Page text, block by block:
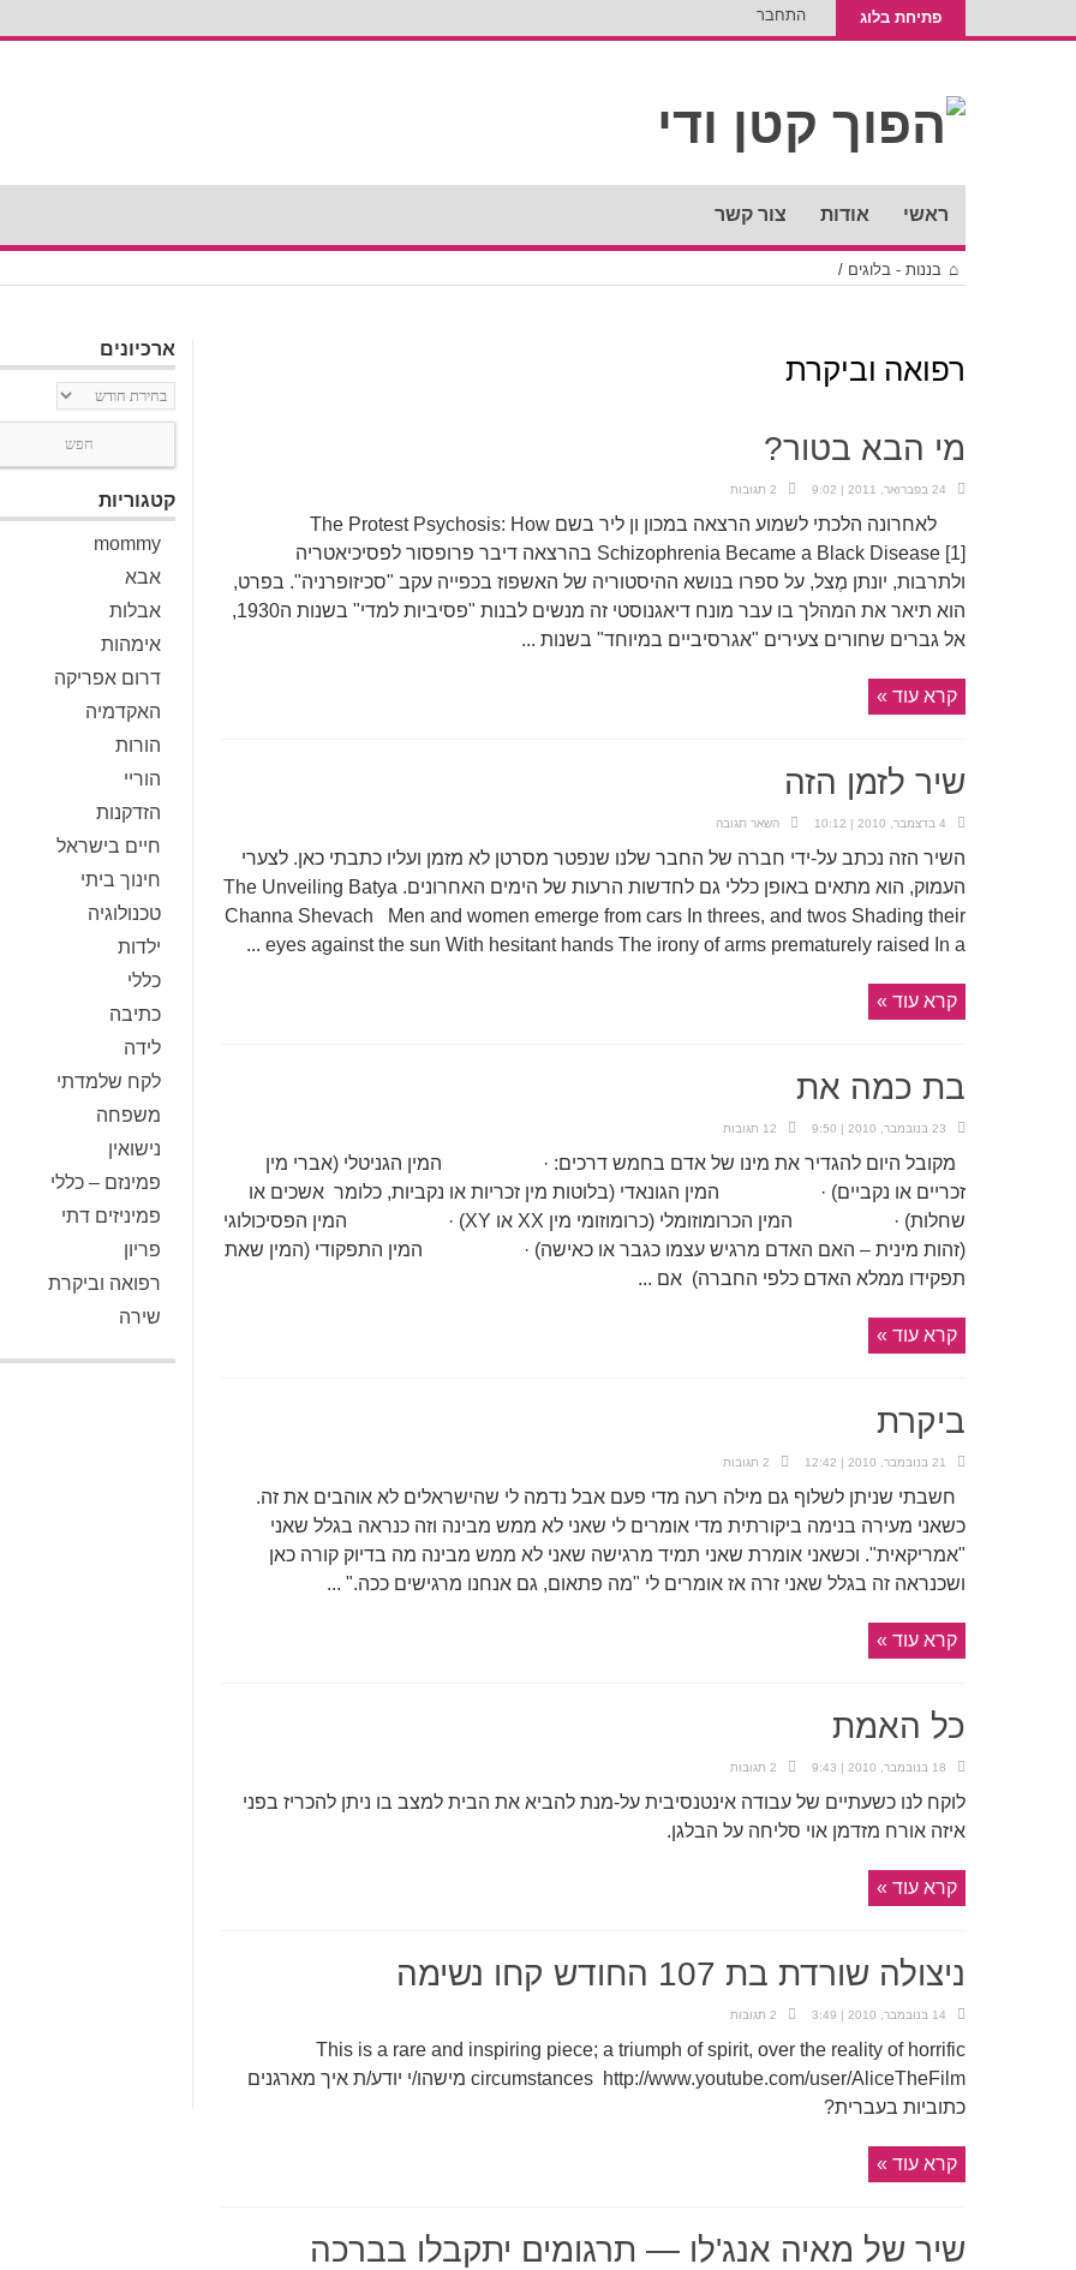
פתיחת בלוג התחבר
ראשי אודות צור קשר
בננות - בלוגים /
רפואה וביקרת
מי הבא בטור?
24 בפברואר, 2011 | 9:02 2 תגובות
לאחרונה הלכתי לשמוע הרצאה במכון ון ליר בשם The Protest Psychosis: How
Schizophrenia Became a Black Disease [1] בהרצאה דיבר פרופסור לפסיכיאטריה
ולתרבות, יונתן מֶצל, על ספרו בנושא ההיסטוריה של האשפוז בכפייה עקב "סכיזופרניה". בפרט,
הוא תיאר את המהלך בו עבר מונח דיאגנוסטי זה מנשים לבנות "פסיביות למדי" בשנות ה1930,
אל גברים שחורים צעירים "אגרסיביים במיוחד" בשנות ...
קרא עוד »
שיר לזמן הזה
4 בדצמבר, 2010 | 10:12 השאר תגובה
השיר הזה נכתב על-ידי חברה של החבר שלנו שנפטר מסרטן לא מזמן ועליו כתבתי כאן. לצערי
העמוק, הוא מתאים באופן כללי גם לחדשות הרעות של הימים האחרונים. The Unveiling Batya
Channa Shevach Men and women emerge from cars In threes, and twos Shading their
eyes against the sun With hesitant hands The irony of arms prematurely raised In a ...
קרא עוד »
בת כמה את
23 בנובמבר, 2010 | 9:50 12 תגובות
מקובל היום להגדיר את מינו של אדם בחמש דרכים: · המין הגניטלי (אברי מין
זכריים או נקביים) · המין הגונאדי (בלוטות מין זכריות או נקביות, כלומר אשכים או
שחלות) · המין הכרומוזומלי (כרומוזומי מין XX או XY) · המין הפסיכולוגי
(זהות מינית – האם האדם מרגיש עצמו כגבר או כאישה) · המין התפקודי (המין שאת
תפקידו ממלא האדם כלפי החברה) אם ...
קרא עוד »
ביקרת
21 בנובמבר, 2010 | 12:42 2 תגובות
חשבתי שניתן לשלוף גם מילה רעה מדי פעם אבל נדמה לי שהישראלים לא אוהבים את זה.
כשאני מעירה בנימה ביקורתית מדי אומרים לי שאני לא ממש מבינה וזה כנראה בגלל שאני
"אמריקאית". וכשאני אומרת שאני תמיד מרגישה שאני לא ממש מבינה מה בדיוק קורה כאן
ושכנראה זה בגלל שאני זרה אז אומרים לי "מה פתאום, גם אנחנו מרגישים ככה." ...
קרא עוד »
כל האמת
18 בנובמבר, 2010 | 9:43 2 תגובות
לוקח לנו כשעתיים של עבודה אינטנסיבית על-מנת להביא את הבית למצב בו ניתן להכריז בפני
איזה אורח מזדמן אוי סליחה על הבלגן.
קרא עוד »
ניצולה שורדת בת 107 החודש קחו נשימה
14 בנובמבר, 2010 | 3:49 2 תגובות
This is a rare and inspiring piece; a triumph of spirit, over the reality of horrific
circumstances http://www.youtube.com/user/AliceTheFilm מישהו/י יודע/ת איך מארגנים
כתוביות בעברית?
קרא עוד »
שיר של מאיה אנג'לו — תרגומים יתקבלו בברכה
ארכיונים
ארכיונים
קטגוריות
mommy
אבא
אבלות
אימהות
דרום אפריקה
האקדמיה
הורות
הוריי
הזדקנות
חיים בישראל
חינוך ביתי
טכנולוגיה
ילדות
כללי
כתיבה
לידה
לקח שלמדתי
משפחה
נישואין
פמינזם – כללי
פמיניזים דתי
פריון
רפואה וביקרת
שירה